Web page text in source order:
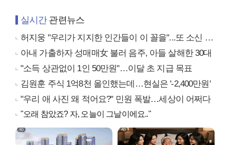
실시간관련뉴스
허지웅 "우리가 지지한 인간들이 이 꼴을"...또 소신 발언
아내 가출하자 성매매女 불러 음주, 아들 살해한 30대
"소득 상관없이 1인 50만원"…이달 초 지급 목표
김원훈 주식 1억8천 올인했는데…현실은 '-2,400만원'
"우리 애 사진 왜 적어요?" 민원 폭발…세상이 어쩌다
"오래 참았죠? 자, 오늘이 그날이에요.."